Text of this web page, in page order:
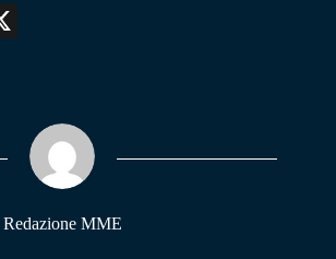
Redazione MME